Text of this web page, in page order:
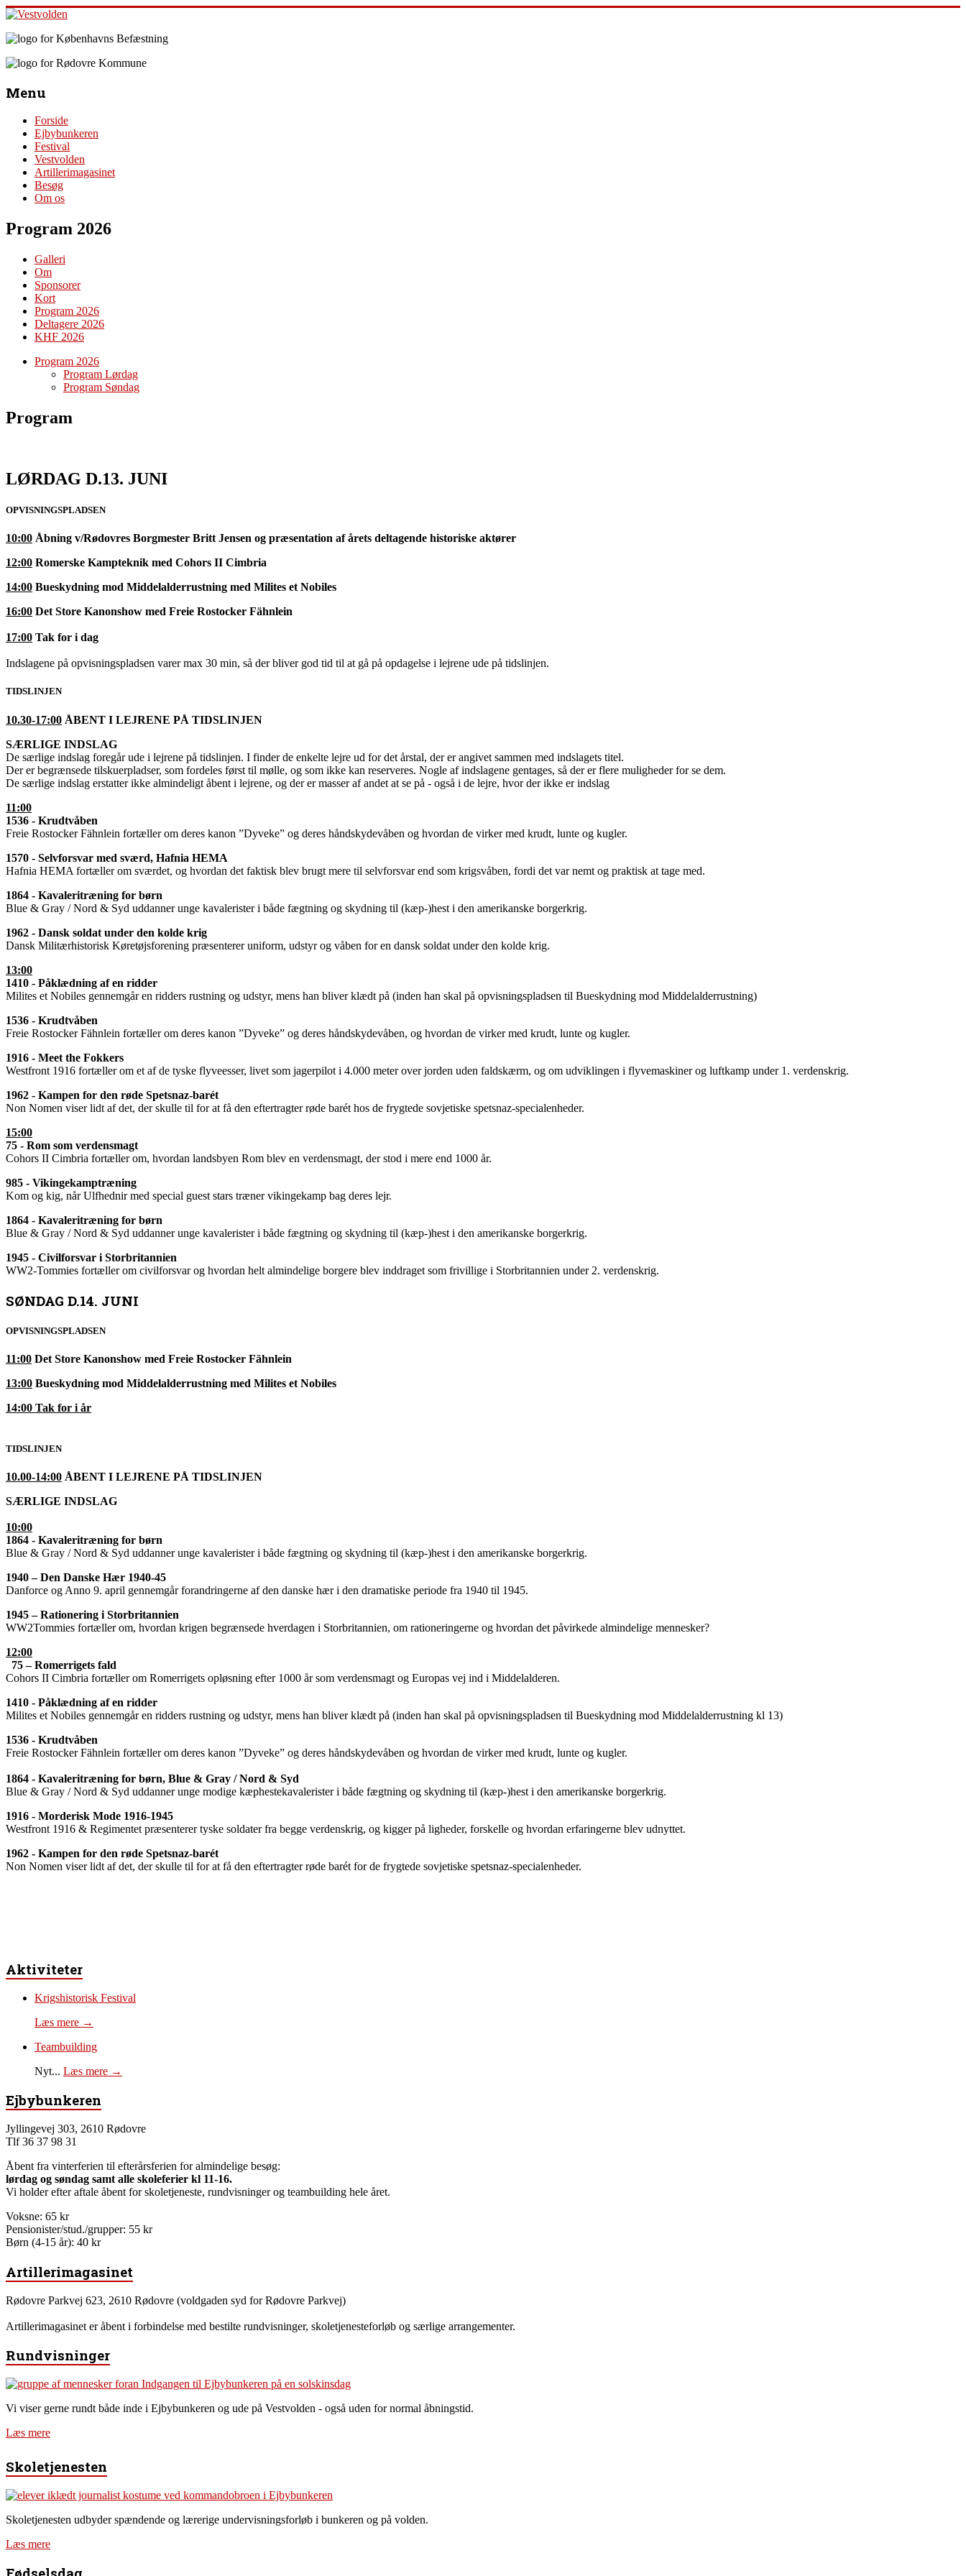
Skip
content
Vestvolden
Velkommen
Oplevelsescenter
Menu
Forside
Ejbybunkeren
Festival
Vestvolden
Artillerimagasinet
Besøg
Om os
Program 2026
Galleri
Om
Sponsorer
Kort
Program 2026
Deltagere 2026
KHF 2026
Program 2026
Program Lørdag
Program Søndag
Program
LØRDAG D.13. JUNI
OPVISNINGSPLADSEN
10:00 Åbning v/Rødovres Borgmester Britt Jensen og præsentation af årets deltagende historiske aktører
12:00 Romerske Kampteknik med Cohors II Cimbria
14:00 Bueskydning mod Middelalderrustning med Milites et Nobiles
16:00 Det Store Kanonshow med Freie Rostocker Fähnlein
17:00 Tak for i dag
Indslagene på opvisningspladsen varer max 30 min, så der bliver god tid til at gå på opdagelse i lejrene ude på tidslinjen.
TIDSLINJEN
10.30-17:00 ÅBENT I LEJRENE PÅ TIDSLINJEN
SÆRLIGE INDSLAG
De særlige indslag foregår ude i lejrene på tidslinjen. I finder de enkelte lejre ud for det årstal, der er angivet sammen med indslagets titel.
Der er begrænsede tilskuerpladser, som fordeles først til mølle, og som ikke kan reserveres. Nogle af indslagene gentages, så der er flere muligheder for se dem.
De særlige indslag erstatter ikke almindeligt åbent i lejrene, og der er masser af andet at se på - også i de lejre, hvor der ikke er indslag
11:00
1536 - Krudtvåben
Freie Rostocker Fähnlein fortæller om deres kanon ”Dyveke” og deres håndskydevåben og hvordan de virker med krudt, lunte og kugler.
1570 - Selvforsvar med sværd, Hafnia HEMA
Hafnia HEMA fortæller om sværdet, og hvordan det faktisk blev brugt mere til selvforsvar end som krigsvåben, fordi det var nemt og praktisk at tage med.
1864 - Kavaleritræning for børn
Blue & Gray / Nord & Syd uddanner unge kavalerister i både fægtning og skydning til (kæp-)hest i den amerikanske borgerkrig.
1962 - Dansk soldat under den kolde krig
Dansk Militærhistorisk Køretøjsforening præsenterer uniform, udstyr og våben for en dansk soldat under den kolde krig.
13:00
1410 - Påklædning af en ridder
Milites et Nobiles gennemgår en ridders rustning og udstyr, mens han bliver klædt på (inden han skal på opvisningspladsen til Bueskydning mod Middelalderrustning)
1536 - Krudtvåben
Freie Rostocker Fähnlein fortæller om deres kanon ”Dyveke” og deres håndskydevåben, og hvordan de virker med krudt, lunte og kugler.
1916 - Meet the Fokkers
Westfront 1916 fortæller om et af de tyske flyveesser, livet som jagerpilot i 4.000 meter over jorden uden faldskærm, og om udviklingen i flyvemaskiner og luftkamp under 1. verdenskrig.
1962 - Kampen for den røde Spetsnaz-barét
Non Nomen viser lidt af det, der skulle til for at få den eftertragter røde barét hos de frygtede sovjetiske spetsnaz-specialenheder.
15:00
75 - Rom som verdensmagt
Cohors II Cimbria fortæller om, hvordan landsbyen Rom blev en verdensmagt, der stod i mere end 1000 år.
985 - Vikingekamptræning
Kom og kig, når Ulfhednir med special guest stars træner vikingekamp bag deres lejr.
1864 - Kavaleritræning for børn
Blue & Gray / Nord & Syd uddanner unge kavalerister i både fægtning og skydning til (kæp-)hest i den amerikanske borgerkrig.
1945 - Civilforsvar i Storbritannien
WW2-Tommies fortæller om civilforsvar og hvordan helt almindelige borgere blev inddraget som frivillige i Storbritannien under 2. verdenskrig.
SØNDAG D.14. JUNI
OPVISNINGSPLADSEN
11:00 Det Store Kanonshow med Freie Rostocker Fähnlein
13:00 Bueskydning mod Middelalderrustning med Milites et Nobiles
14:00 Tak for i år
TIDSLINJEN
10.00-14:00 ÅBENT I LEJRENE PÅ TIDSLINJEN
SÆRLIGE INDSLAG
10:00
1864 - Kavaleritræning for børn
Blue & Gray / Nord & Syd uddanner unge kavalerister i både fægtning og skydning til (kæp-)hest i den amerikanske borgerkrig.
1940 – Den Danske Hær 1940-45
Danforce og Anno 9. april gennemgår forandringerne af den danske hær i den dramatiske periode fra 1940 til 1945.
1945 – Rationering i Storbritannien
WW2Tommies fortæller om, hvordan krigen begrænsede hverdagen i Storbritannien, om rationeringerne og hvordan det påvirkede almindelige mennesker?
12:00
75 – Romerrigets fald
Cohors II Cimbria fortæller om Romerrigets opløsning efter 1000 år som verdensmagt og Europas vej ind i Middelalderen.
1410 - Påklædning af en ridder
Milites et Nobiles gennemgår en ridders rustning og udstyr, mens han bliver klædt på (inden han skal på opvisningspladsen til Bueskydning mod Middelalderrustning kl 13)
1536 - Krudtvåben
Freie Rostocker Fähnlein fortæller om deres kanon ”Dyveke” og deres håndskydevåben og hvordan de virker med krudt, lunte og kugler.
1864 - Kavaleritræning for børn, Blue & Gray / Nord & Syd
Blue & Gray / Nord & Syd uddanner unge modige kæphestekavalerister i både fægtning og skydning til (kæp-)hest i den amerikanske borgerkrig.
1916 - Morderisk Mode 1916-1945
Westfront 1916 & Regimentet præsenterer tyske soldater fra begge verdenskrig, og kigger på ligheder, forskelle og hvordan erfaringerne blev udnyttet.
1962 - Kampen for den røde Spetsnaz-barét
Non Nomen viser lidt af det, der skulle til for at få den eftertragter røde barét for de frygtede sovjetiske spetsnaz-specialenheder.
Aktiviteter
Krigshistorisk Festival
Læs mere →
Teambuilding
Nyt... Læs mere →
Ejbybunkeren
Jyllingevej 303, 2610 Rødovre
Tlf 36 37 98 31
Åbent fra vinterferien til efterårsferien for almindelige besøg:
lørdag og søndag samt alle skoleferier kl 11-16.
Vi holder efter aftale åbent for skoletjeneste, rundvisninger og teambuilding hele året.
Voksne: 65 kr
Pensionister/stud./grupper: 55 kr
Børn (4-15 år): 40 kr
Artillerimagasinet
Rødovre Parkvej 623, 2610 Rødovre (voldgaden syd for Rødovre Parkvej)
Artillerimagasinet er åbent i forbindelse med bestilte rundvisninger, skoletjenesteforløb og særlige arrangementer.
Rundvisninger
Vi viser gerne rundt både inde i Ejbybunkeren og ude på Vestvolden - også uden for normal åbningstid.
Læs mere
Skoletjenesten
Skoletjenesten udbyder spændende og lærerige undervisningsforløb i bunkeren og på volden.
Læs mere